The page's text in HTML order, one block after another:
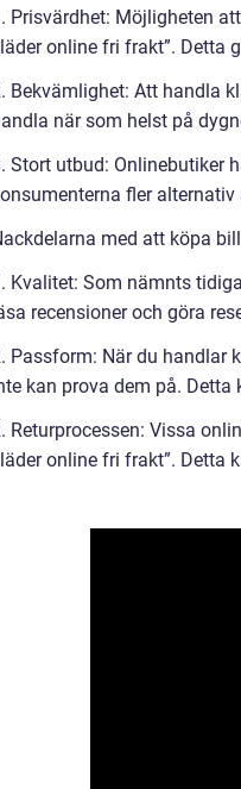
Prisvärdhet: Möjligheten
online fri frakt”. Detta
Bekvämlighet: Att handla
när som helst på
Stort utbud: Onlinebutiker
fler
med att köpa
Kvalitet: Som nämnts
recensioner och göra
Passform: När du handlar
kan prova dem på.
Returprocessen: Vissa
online fri frakt”. Detta